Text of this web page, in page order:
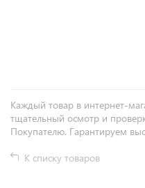
Каждый товар в интернет-
тщательный осмотр и
Покупателю. Гарантируем
К списку товаров